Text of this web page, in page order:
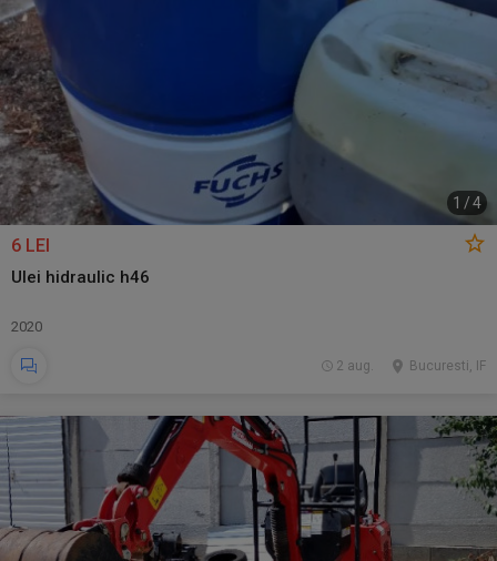
1 /4
6 LEI
Ulei hidraulic h46
2020
Bucuresti, IF
2 aug.